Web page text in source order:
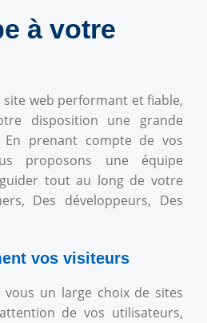
à votre
web performant et fiable,
disposition une grande
En prenant compte de vos
proposons une équipe
tout au long de votre
Des développeurs, Des
vos visiteurs
un large choix de sites
de vos utilisateurs,